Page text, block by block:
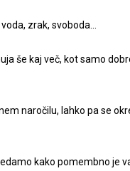
zrak, svoboda...
še kaj več, kot samo
naročilu, lahko pa se
kako pomembno je